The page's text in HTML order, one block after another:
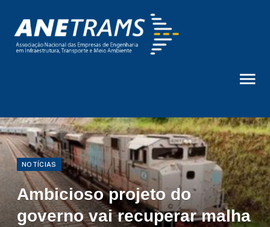
NOTÍCIAS
Ambicioso projeto do
governo vai recuperar malha